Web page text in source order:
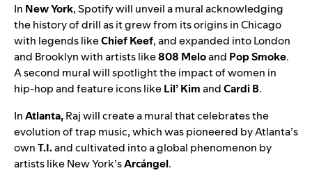
In New York, Spotify will unveil a mural acknowledging
the history of drill as it grew from its origins in Chicago
with legends likeChief Keef, and expanded into London
and Brooklyn with artists like808 Meloand Pop Smoke.
A second mural will spotlight the impact of women in
hip-hop and feature icons likeLil’ KimandCardi B.
InAtlanta,Raj will create a mural that celebrates the
evolution of trap music, which was pioneered by Atlanta’s
ownT.I.and cultivated into a global phenomenon by
artists likeNew York’sArcángel.